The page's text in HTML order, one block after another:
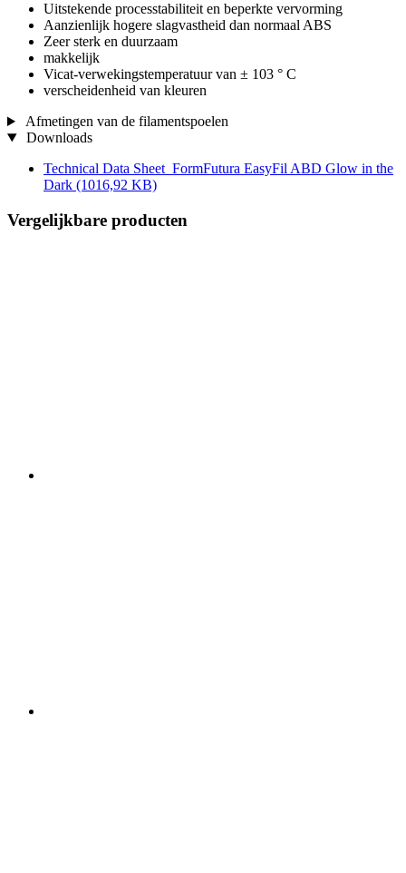
Uitstekende processtabiliteit en beperkte vervorming
Aanzienlijk hogere slagvastheid dan normaal ABS
Zeer sterk en duurzaam
makkelijk
Vicat-verwekingstemperatuur van ± 103 ° C
verscheidenheid van kleuren
Afmetingen van de filamentspoelen
Downloads
Technical Data Sheet_FormFutura EasyFil ABD Glow in the
Dark (1016,92 KB)
Vergelijkbare producten